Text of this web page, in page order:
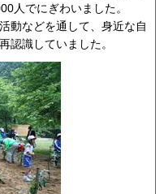
人でにぎわいました。
動などを通して、身近な自
認識していました。